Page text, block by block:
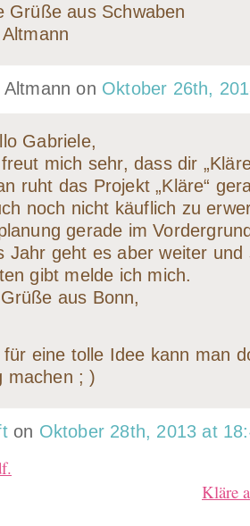
Grüße aus Schwaben
Altmann on Oktober 26th,
Gabriele,
mich sehr, dass dir
ruht das Projekt „Kläre“
noch nicht käuflich zu
gerade im
Jahr geht es aber weiter und
gibt melde ich mich.
aus Bonn,
für eine tolle Idee kann man
machen ; )
on Oktober 28th, 2013 at
Kläre